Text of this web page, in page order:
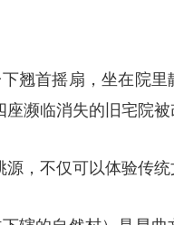
翘首摇扇，坐在院
濒临消失的旧宅院
源，不仅可以体验传